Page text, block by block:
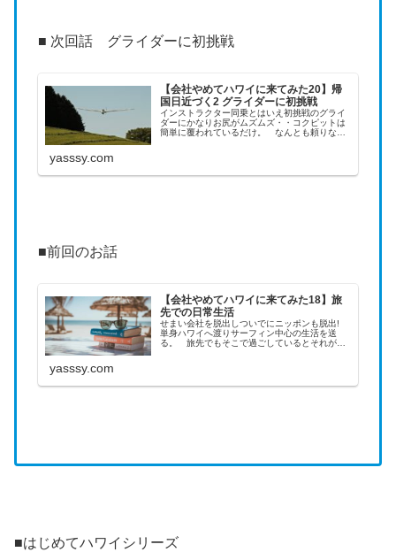
■ 次回話 グライダーに初挑戦
【会社やめてハワイに来てみた20】帰
国日近づく2 グライダーに初挑戦
インストラクター同乗とはいえ初挑戦のグライ
ダーにかなりお尻がムズムズ・・コクピットは
簡単に覆われているだけ。 なんとも頼りな
yasssy.com
■前回のお話
【会社やめてハワイに来てみた18】旅
先での日常生活
せまい会社を脱出しついでにニッポンも脱出!
単身ハワイへ渡りサーフィン中心の生活を送
る。 旅先でもそこで過ごしているとそれが日
yasssy.com
■はじめてハワイシリーズ